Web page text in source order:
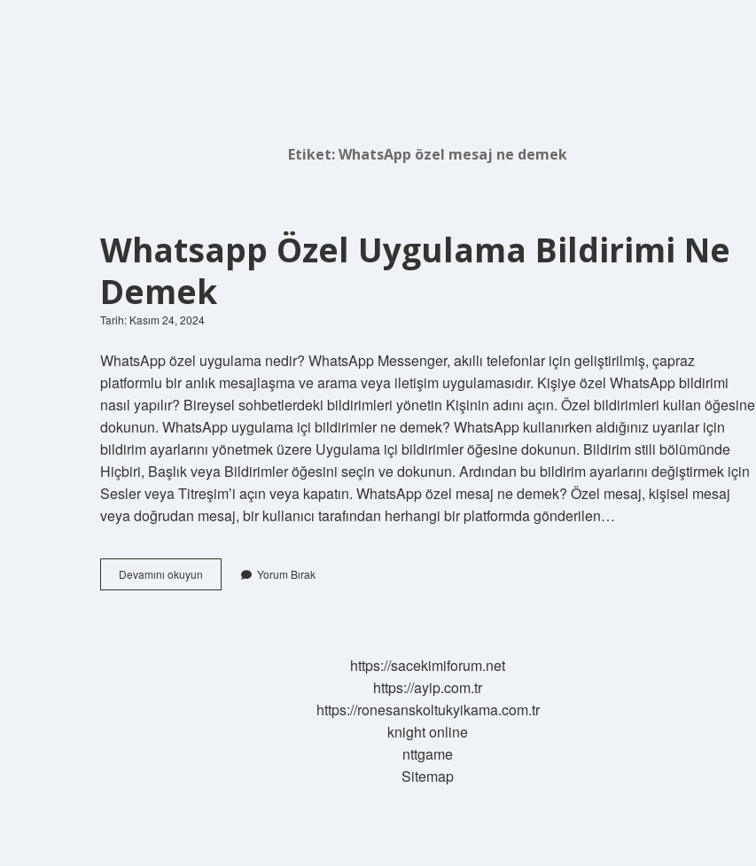
Etiket:WhatsApp özel mesaj ne demek
Whatsapp Özel Uygulama Bildirimi Ne
Demek
Tarih: Kasım 24, 2024
WhatsApp özel uygulama nedir? WhatsApp Messenger, akıllı telefonlar için geliştirilmiş, çapraz
platformlu bir anlık mesajlaşma ve arama veya iletişim uygulamasıdır. Kişiye özel WhatsApp bildirimi
nasıl yapılır? Bireysel sohbetlerdeki bildirimleri yönetin Kişinin adını açın. Özel bildirimleri kullan öğesine
dokunun. WhatsApp uygulama içi bildirimler ne demek? WhatsApp kullanırken aldığınız uyarılar için
bildirim ayarlarını yönetmek üzere Uygulama içi bildirimler öğesine dokunun. Bildirim stili bölümünde
Hiçbiri, Başlık veya Bildirimler öğesini seçin ve dokunun. Ardından bu bildirim ayarlarını değiştirmek için
Sesler veya Titreşim’i açın veya kapatın. WhatsApp özel mesaj ne demek? Özel mesaj, kişisel mesaj
veya doğrudan mesaj, bir kullanıcı tarafından herhangi bir platformda gönderilen…
Devamını okuyun Whatsapp
Özel
Yorum Bırak
https://sacekimiforum.net
https://ayip.com.tr
https://ronesanskoltukyikama.com.tr
knight online
nttgame
Sitemap